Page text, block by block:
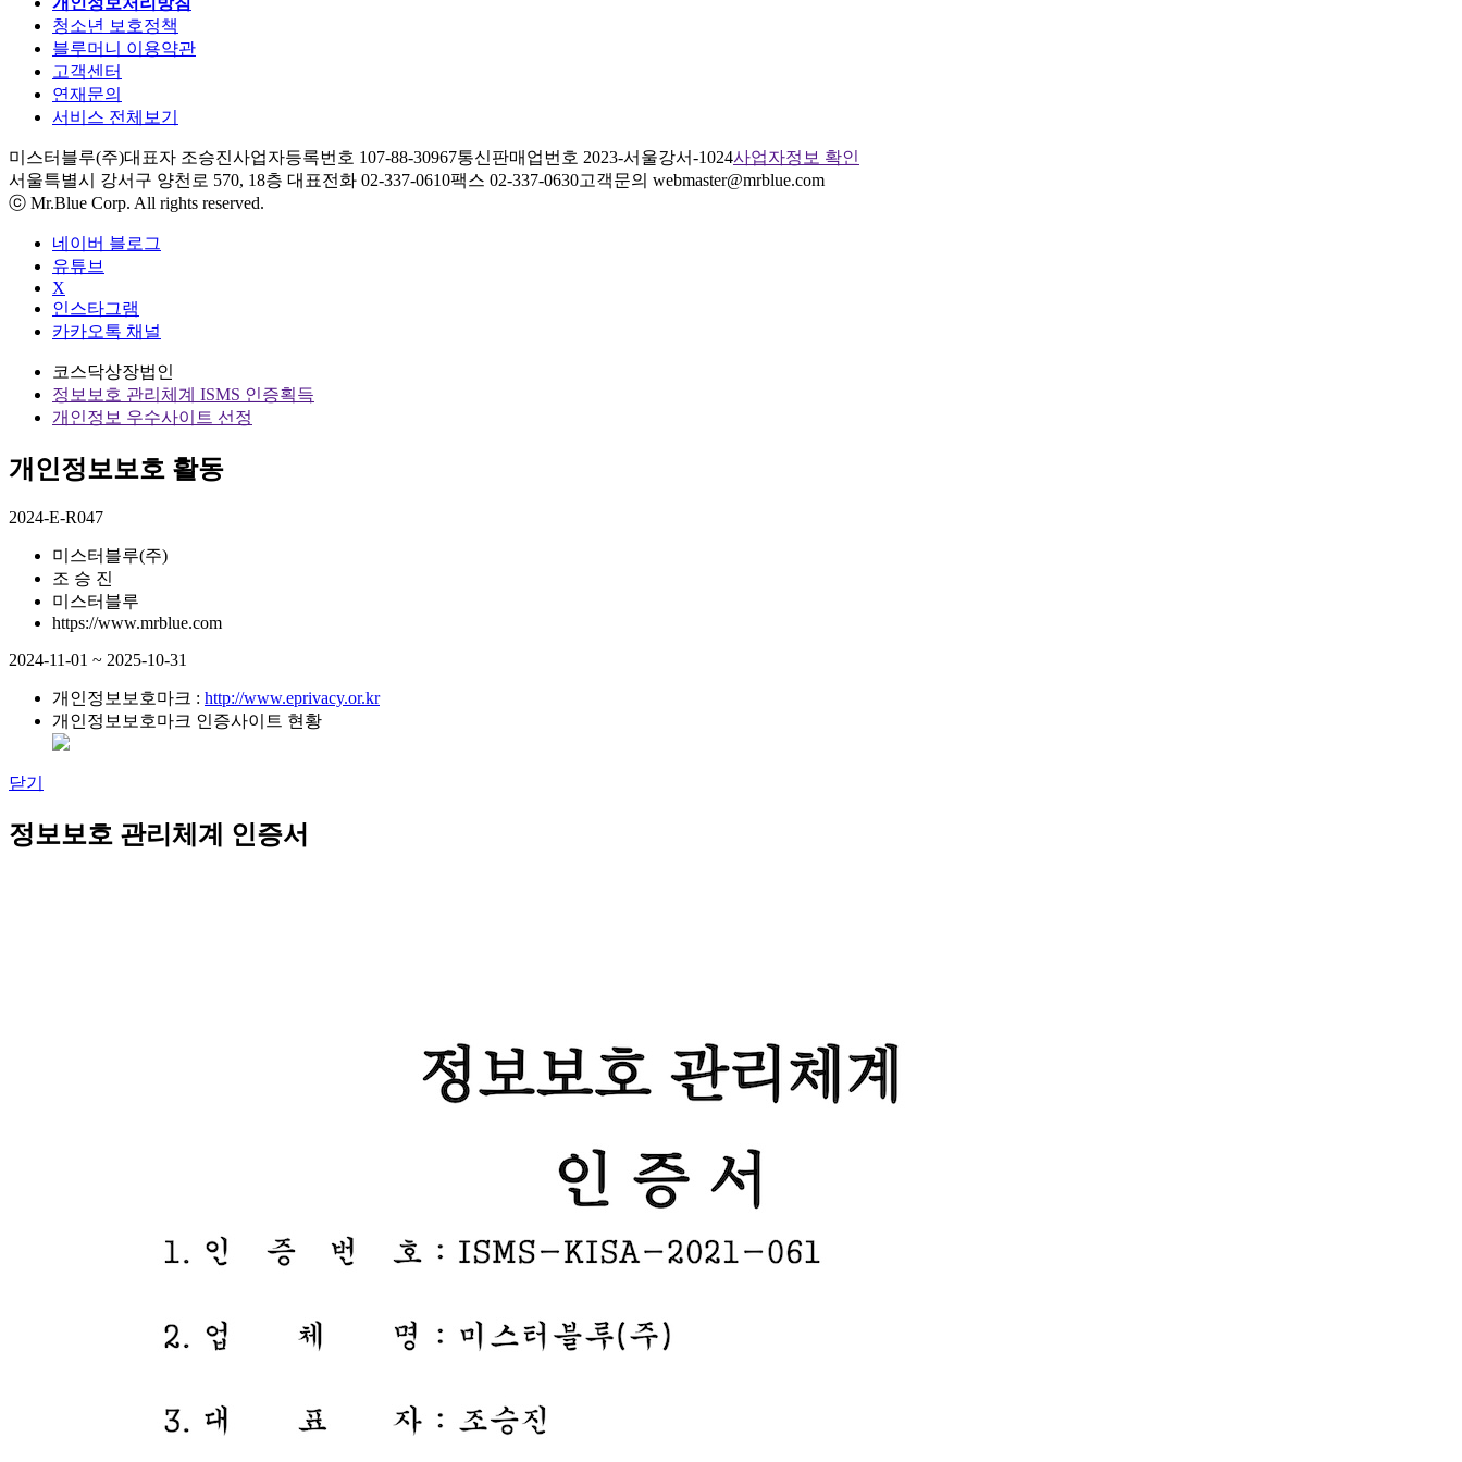
청소년 보호정책
블루머니 이용약관
고객센터
연재문의
서비스 전체보기
미스터블루(주)대표자 조승진사업자등록번호 107-88-30967통신판매업번호 2023-서울강서-1024사업자정보 확인
서울특별시 강서구 양천로 570, 18층 대표전화 02-337-0610팩스 02-337-0630고객문의 webmaster@mrblue.com
ⓒ Mr.Blue Corp. All rights reserved.
네이버 블로그
유튜브
X
인스타그램
카카오톡 채널
코스닥상장법인
정보보호 관리체계 ISMS 인증획득
개인정보 우수사이트 선정
개인정보보호 활동
2024-E-R047
미스터블루(주)
조 승 진
미스터블루
https://www.mrblue.com
2024-11-01 ~ 2025-10-31
개인정보보호마크 : http://www.eprivacy.or.kr
개인정보보호마크 인증사이트 현황
닫기
정보보호 관리체계 인증서